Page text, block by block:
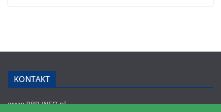
KONTAKT
www.RBR.INFO.pl